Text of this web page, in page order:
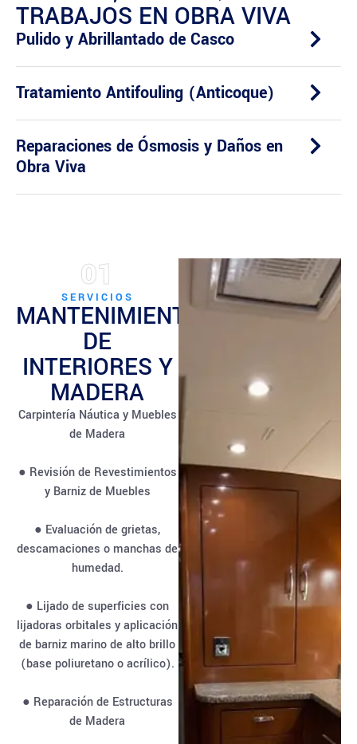
TRABAJOS EN OBRA VIVA
Pulido y Abrillantado de Casco
Tratamiento Antifouling (Anticoque)
Reparaciones de Ósmosis y Daños en
Obra Viva
01
SERVICIOS
MANTENIMIENTO
DE
INTERIORES Y
MADERA
Carpintería Náutica y Muebles
de Madera
● Revisión de Revestimientos
y Barniz de Muebles
● Evaluación de grietas,
descamaciones o manchas de
humedad.
● Lijado de superficies con
lijadoras orbitales y aplicación
de barniz marino de alto brillo
(base poliuretano o acrílico).
● Reparación de Estructuras
de Madera